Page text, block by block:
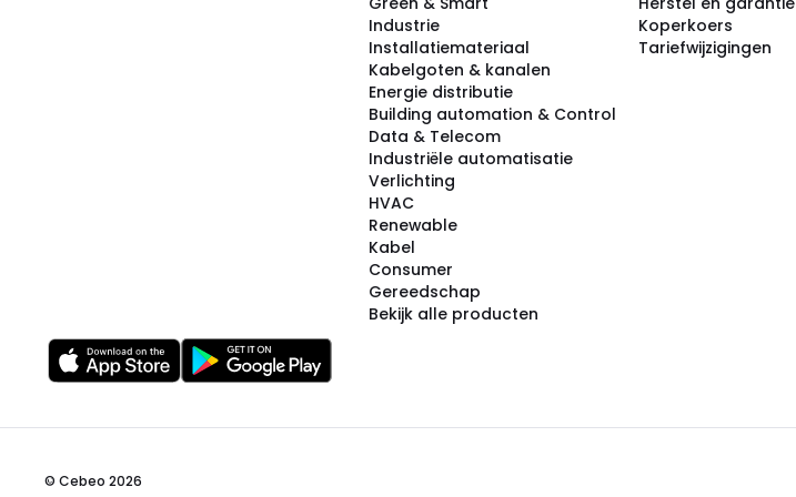
Industrie
Installatiemateriaal
Kabelgoten & kanalen
Energie distributie
Building automation & Control
Data & Telecom
Industriële automatisatie
Verlichting
HVAC
Renewable
Kabel
Consumer
Gereedschap
Bekijk alle producten
Koperkoers
Tariefwijzigingen
© Cebeo 2026